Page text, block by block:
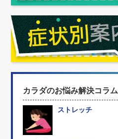
カラダのお悩み解決コラム
ストレッチ